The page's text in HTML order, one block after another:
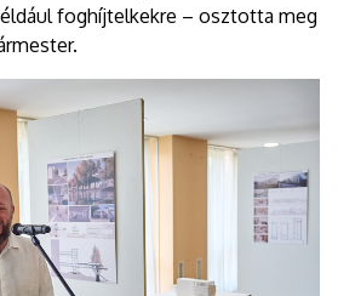
foghíjtelkekre – osztotta meg